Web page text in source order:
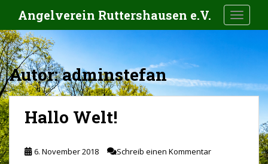
i
p
t
o
m
a
i
n
c
o
Angelverein Ruttershausen e.V.
Autor:adminstefan
Hallo Welt!
6. November 2018 Schreib einen Kommentar